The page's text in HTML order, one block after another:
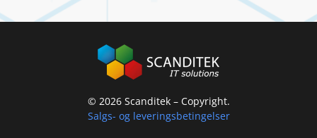
© 2026Scanditek – Copyright.
Salgs- og leveringsbetingelser